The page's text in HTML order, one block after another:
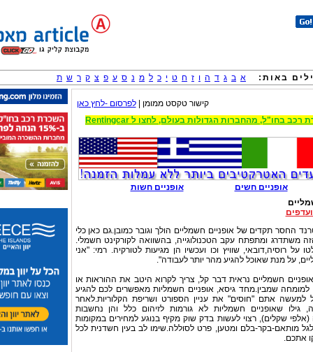
באות: א ב ג ד ה ו ז ח ט י כ ל מ נ ס ע פ צ ק ר ש ת
קישור טקסט ממומן |לפרסום -לחץ כאן
אופניים חשים
אופניים חשות
תקדים של אופניים חשמליים הולך וגובר כמובן.גם כאן כלי
משתדרג ומתפתח עקב הטכנולוגייה, בהשוואה לקורקינט חשמלי.
על רוסיה,דובאי, שוויץ וכו ועכשיו הן מגיעות לטורקיה. רמי: "אני
על מנת שאוכל להגיע מהר יותר לעבודה".
חשמליים נראית דבר קל, צריך לקרוא היטב את ההוראות או
שמבין.מחד גיסא, אופניים חשמליות מאפשרים לכם להגיע
למעשה אתם "חוסים" את עניין הספורט ושריפת הקלוריות.לאחר
שאופניים חשמליות לא גורמות לזיהום כלל והן נחשבות
(אלפי שקלים), רצוי לעשות בדק שוק מקיף בנוגע למחירים במקומות
מותאם-בקר-בלם ומטען, פרט לסוללה.שימו לב בעין חשדנית לכל
אתכם.